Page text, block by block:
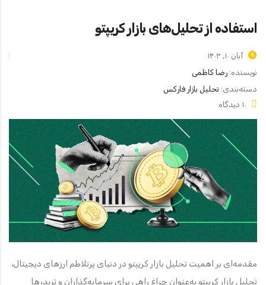
استفاده از تحلیل‌های بازار کریپتو
آبان ۱۰, ۱۴۰۳
نویسنده: رضا کاظمی
دسته‌بندی: تحلیل بازار فارکس
۱۰ دیدگاه
مقدمه‌ای بر اهمیت تحلیل بازار کریپتو در دنیای پرتلاطم ارزهای دیجیتال،
تحلیل بازار کریپتو به‌عنوان چراغ راهی برای سرمایه‌گذاران و تریدرها